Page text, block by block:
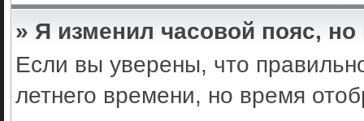
» Я изменил часовой пояс,
Если вы уверены, что
летнего времени, но время